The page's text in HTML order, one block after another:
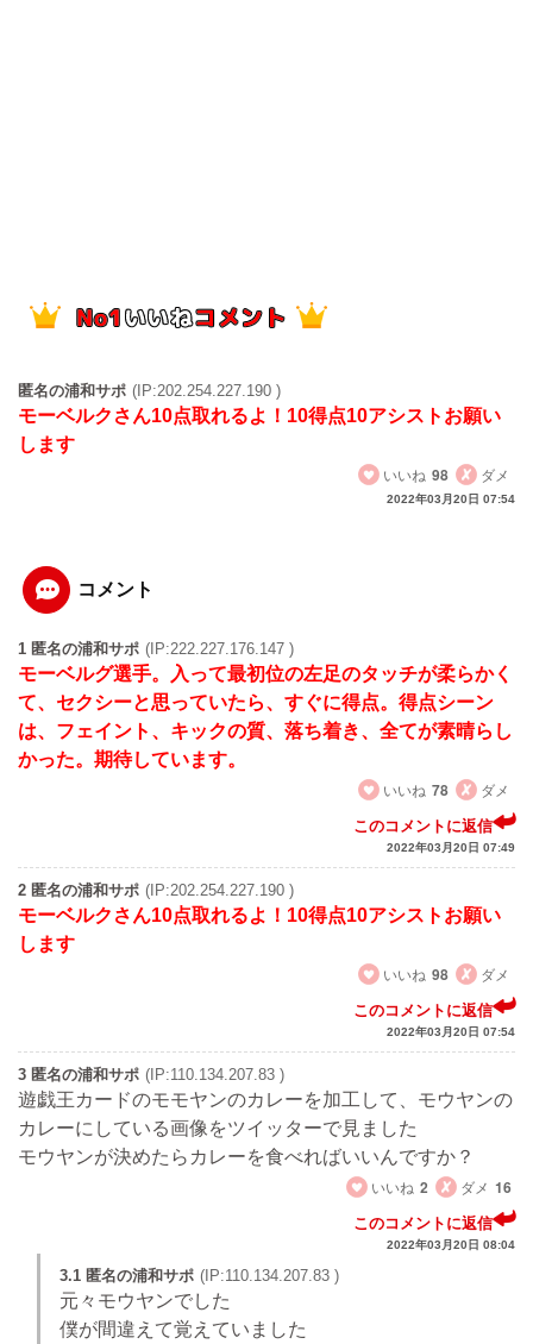
匿名の浦和サポ (IP:202.254.227.190 )
モーベルクさん10点取れるよ！10得点10アシストお願い
します
いいね 98 ダメ
2022年03月20日 07:54
コメント
1 匿名の浦和サポ (IP:222.227.176.147 )
モーベルグ選手。入って最初位の左足のタッチが柔らかく
て、セクシーと思っていたら、すぐに得点。得点シーン
は、フェイント、キックの質、落ち着き、全てが素晴らし
かった。期待しています。
いいね 78 ダメ
このコメントに返信
2022年03月20日 07:49
2 匿名の浦和サポ (IP:202.254.227.190 )
モーベルクさん10点取れるよ！10得点10アシストお願い
します
いいね 98 ダメ
このコメントに返信
2022年03月20日 07:54
3 匿名の浦和サポ (IP:110.134.207.83 )
遊戯王カードのモモヤンのカレーを加工して、モウヤンの
カレーにしている画像をツイッターで見ました
モウヤンが決めたらカレーを食べればいいんですか？
いいね 2 ダメ 16
このコメントに返信
2022年03月20日 08:04
3.1 匿名の浦和サポ (IP:110.134.207.83 )
元々モウヤンでした
僕が間違えて覚えていました